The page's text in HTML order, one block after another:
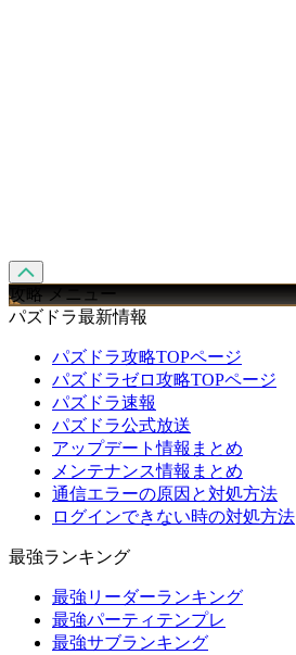
攻略 メニュー
パズドラ最新情報
パズドラ攻略TOPページ
パズドラゼロ攻略TOPページ
パズドラ速報
パズドラ公式放送
アップデート情報まとめ
メンテナンス情報まとめ
通信エラーの原因と対処方法
ログインできない時の対処方法
最強ランキング
最強リーダーランキング
最強パーティテンプレ
最強サブランキング